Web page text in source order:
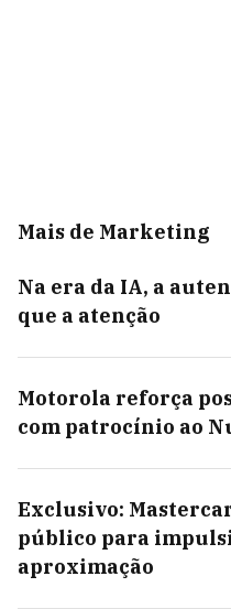
Mais de Marketing
Na era da IA, a
que a atenção
Motorola reforça
com patrocínio ao
Exclusivo:
público para
aproximação